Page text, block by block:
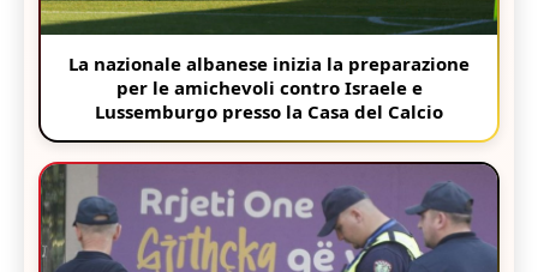
La nazionale albanese inizia la preparazione
per le amichevoli contro Israele e
Lussemburgo presso la Casa del Calcio